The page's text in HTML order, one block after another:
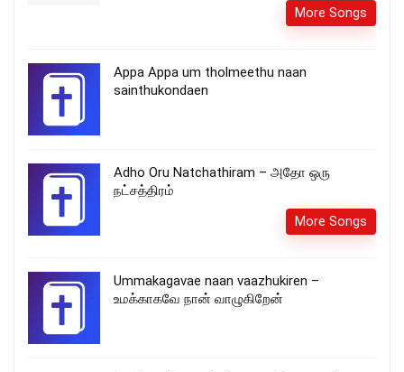
More Songs
Appa Appa um tholmeethu naan
sainthukondaen
Adho Oru Natchathiram – அதோ ஒரு
நட்சத்திரம்
More Songs
Ummakagavae naan vaazhukiren –
உமக்காகவே நான் வாழுகிறேன்